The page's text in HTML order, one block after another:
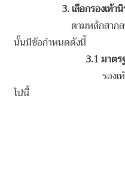
3. เลือกรองเท้
ตามหลักสาก
นั้นมีข้อกำหนดดังนี้
3.1 มาต
รอง
ไปนี้